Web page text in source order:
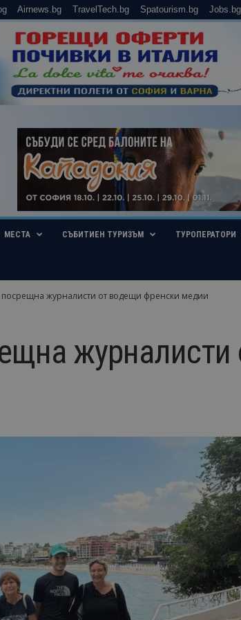
Airnews.bg TravelTech.bg Spatourism.bg
МЕСТА СЪБИТИЕН ТУРИЗЪМ ТУРОПЕРАТОРИ
журналисти от водещи френски медии